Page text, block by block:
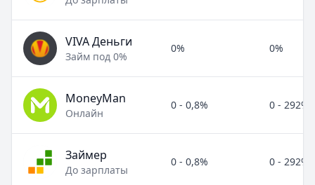
VIVA Деньги
Займ под 0%
0% 0%
MoneyMan
Онлайн
0 - 0,8% 0 - 292%
Займер
До зарплаты
0 - 0,8% 0 - 292%